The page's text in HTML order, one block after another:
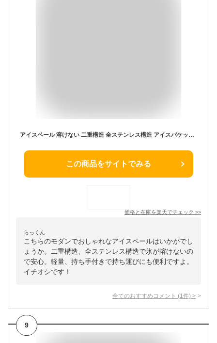
アイスペール 溶けない 二重構造 全ステンレス構造 アイスバケット ステンレス 氷入れ 真空断熱 ハンドルとフタ付 保冷用 2L 3L 大容量 プロ仕様 家庭用 業務用 トング付き【楽天1位！】
この商品をサイトでみる
価格と在庫を楽天でチェック >>
らっくん
こちらのモダンでおしゃれなアイスペールはいかがでし
ょうか。二重構造、全ステンレス構造で氷が溶けないの
で安心。軽量、持ち手付きで持ち運びにも便利ですよ。
イチオシです！
全てのおすすめコメント (1 件) >
9